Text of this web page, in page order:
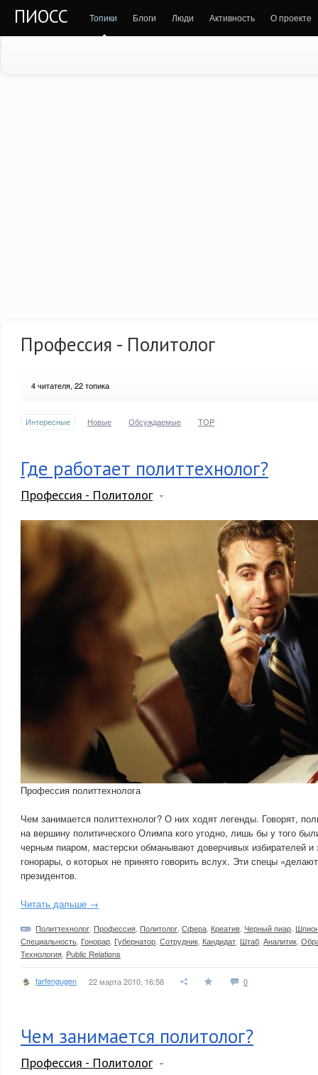
ПИОСС Топики Блоги Люди Активность О проекте
Профессия - Политолог
4читателя, 22 топика
Интересные Новые Обсуждаемые TOP
Где работает политтехнолог?
Профессия - Политолог
Профессия политтехнолога
Чем занимается политтехнолог? О них ходят легенды. Говорят,
на вершину политического Олимпа кого угодно, лишь бы у того
черным пиаром, мастерски обманывают доверчивых избирателей и
гонорары, о которых не принято говорить вслух. Эти спецы
президентов.
Читать дальше →
Политтехнолог Профессия Политолог Сфера Креатив Черный пиар
Специальность Гонорар Губернатор Сотрудник Кандидат Штаб Аналитик
Технология Public Relations
farfengugen 22 марта 2010, 16:58 0
Чем занимается политолог?
Профессия - Политолог